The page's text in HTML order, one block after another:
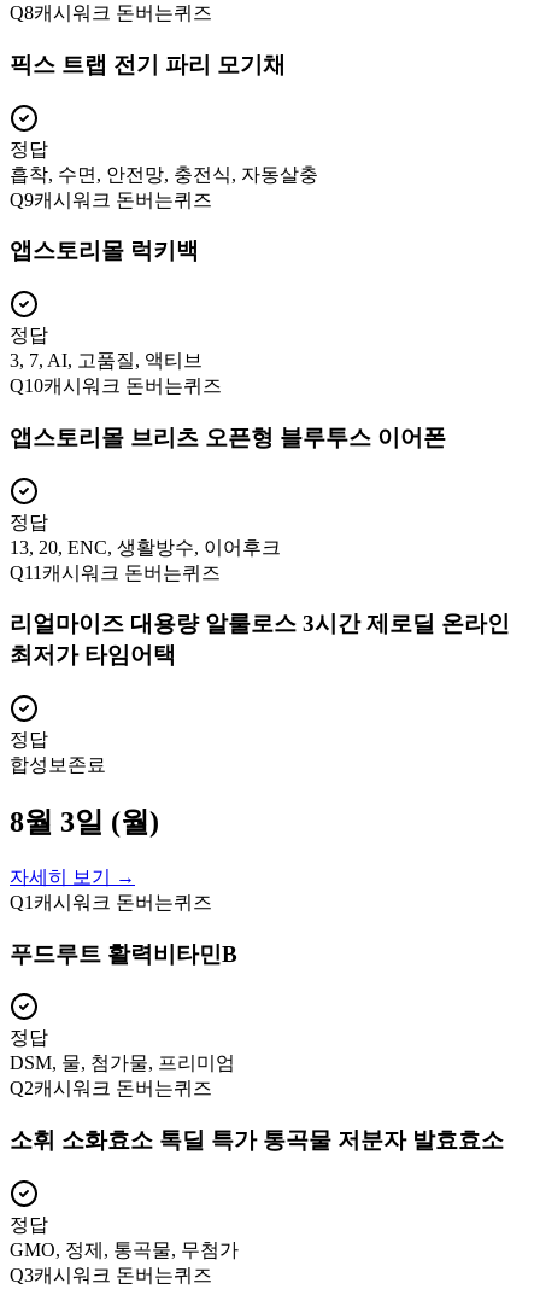
Q8캐시워크 돈버는퀴즈
픽스 트랩 전기 파리 모기채
정답
흡착, 수면, 안전망, 충전식, 자동살충
Q9캐시워크 돈버는퀴즈
앱스토리몰 럭키백
정답
3, 7, AI, 고품질, 액티브
Q10캐시워크 돈버는퀴즈
앱스토리몰 브리츠 오픈형 블루투스 이어폰
정답
13, 20, ENC, 생활방수, 이어후크
Q11 캐시워크 돈버는퀴즈
리얼마이즈 대용량 알룰로스 3시간 제로딜 온라인
최저가 타임어택
정답
합성보존료
8월 3일 (월)
자세히 보기 →
Q1 캐시워크 돈버는퀴즈
푸드루트 활력비타민B
정답
DSM, 물, 첨가물, 프리미엄
Q2캐시워크 돈버는퀴즈
소휘 소화효소 톡딜 특가 통곡물 저분자 발효효소
정답
GMO, 정제, 통곡물, 무첨가
Q3캐시워크 돈버는퀴즈